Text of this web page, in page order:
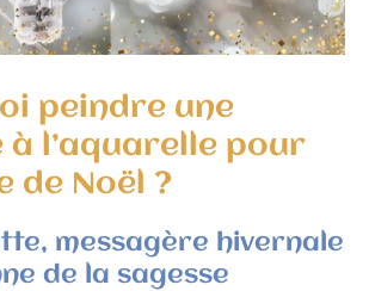
peindre une
à l’aquarelle pour
de Noël ?
messagère hivernale
de la sagesse